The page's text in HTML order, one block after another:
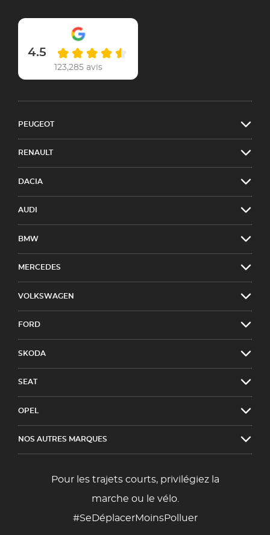
4.5
123,285 avis
PEUGEOT
RENAULT
DACIA
AUDI
BMW
MERCEDES
VOLKSWAGEN
FORD
SKODA
SEAT
OPEL
NOS AUTRES MARQUES
Pour les trajets courts, privilégiez la
marche ou le vélo.
#SeDéplacerMoinsPolluer